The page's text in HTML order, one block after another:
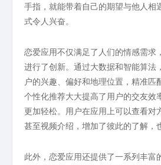
手指，就能带着自己的期望与他人相
式令人兴奋。
恋爱应用不仅满足了人们的情感需求
进行了创新。通过大数据和智能算法
户的兴趣、偏好和地理位置，精准匹
个性化推荐大大提高了用户的交友效
更加轻松。用户在应用上可以查看对
甚至视频介绍，增加了彼此的了解，
此外，恋爱应用还提供了一系列丰富